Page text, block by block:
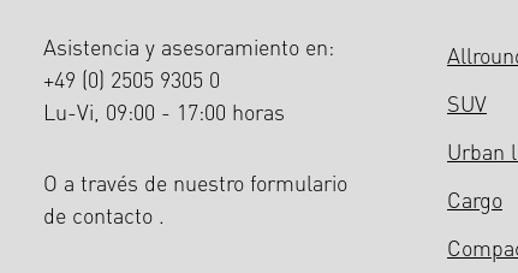
Asistencia y asesoramiento en:
+49 (0) 2505 9305 0
Lu-Vi, 09:00 - 17:00 horas
O a través de nuestro formulario
de contacto .
SUV
Urban
Cargo